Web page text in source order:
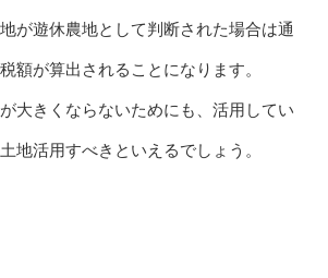
が遊休農地として判断された場合は通
額が算出されることになります。
大きくならないためにも、活用してい
地活用すべきといえるでしょう。